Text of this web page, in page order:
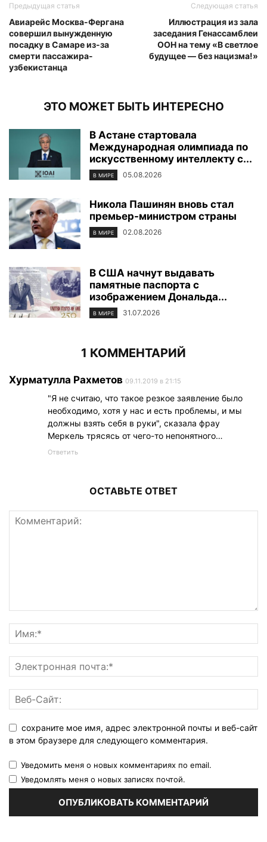
Предыдущая статья
Авиарейс Москва-Фергана
совершил вынужденную
посадку в Самаре из-за
смерти пассажира-
узбекистанца
Следующая статья
Иллюстрация из зала
заседания Генассамблеи
ООН на тему «В светлое
будущее — без нацизма!»
ЭТО МОЖЕТ БЫТЬ ИНТЕРЕСНО
В Астане стартовала
Международная олимпиада по
искусственному интеллекту с...
В МИРЕ 05.08.2026
Никола Пашинян вновь стал
премьер-министром страны
В МИРЕ 02.08.2026
В США начнут выдавать
памятные паспорта с
изображением Дональда...
В МИРЕ 31.07.2026
1 КОММЕНТАРИЙ
Хурматулла Рахметов 09.11.2019 в 21:15
"Я не считаю, что такое резкое заявление было
необходимо, хотя у нас и есть проблемы, и мы
должны взять себя в руки", сказала фрау
Меркель трясясь от чего-то непонятного…
Ответить
ОСТАВЬТЕ ОТВЕТ
сохраните мое имя, адрес электронной почты и веб-сайт
в этом браузере для следующего комментария.
Уведомить меня о новых комментариях по email.
Уведомлять меня о новых записях почтой.